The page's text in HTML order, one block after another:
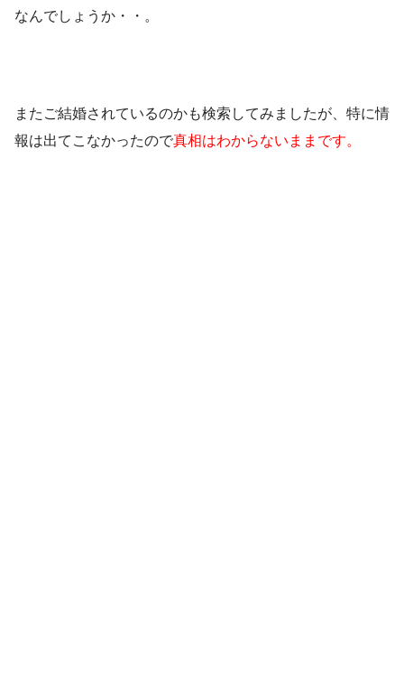
なんでしょうか・・。
またご結婚されているのかも検索してみましたが、特に情
報は出てこなかったので真相はわからないままです。